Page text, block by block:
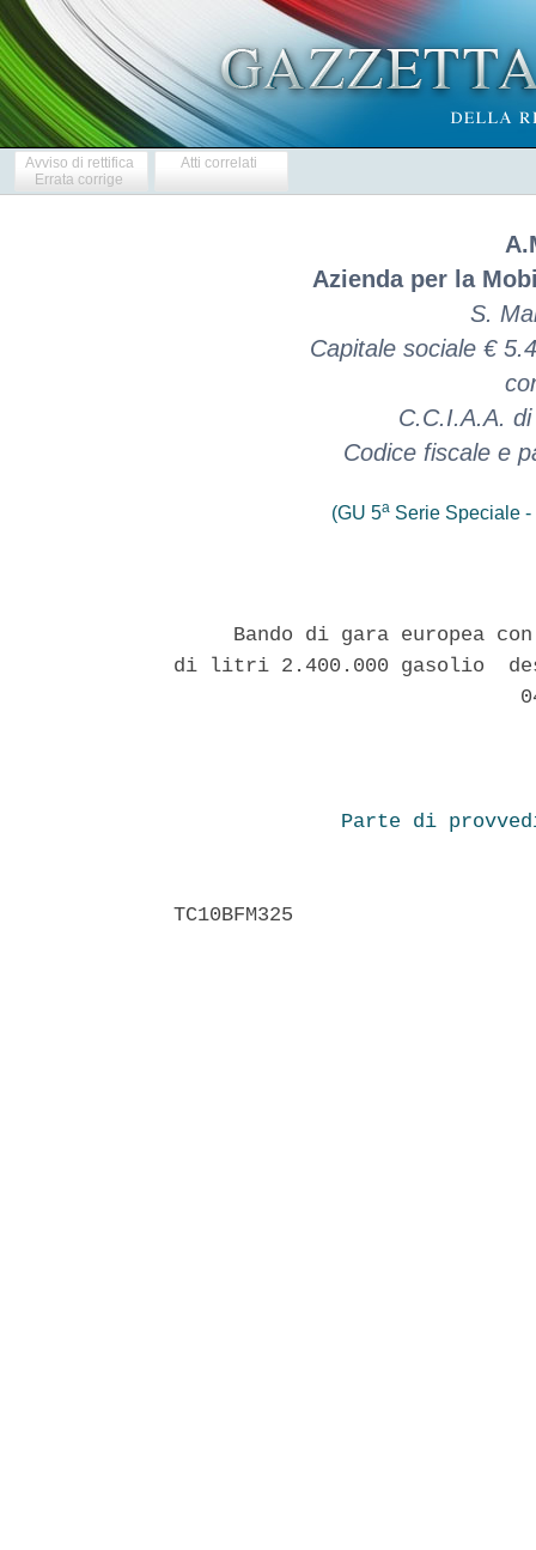
Avviso di rettifica
Errata corrige
Atti correlati
Azienda per la
S.
Capitale sociale €
C.C.I.A.A.
Codice fiscale e
(GU 5aSerie Speciale -
Bando di gara europea
di litri 2.400.000 gasolio
Parte di